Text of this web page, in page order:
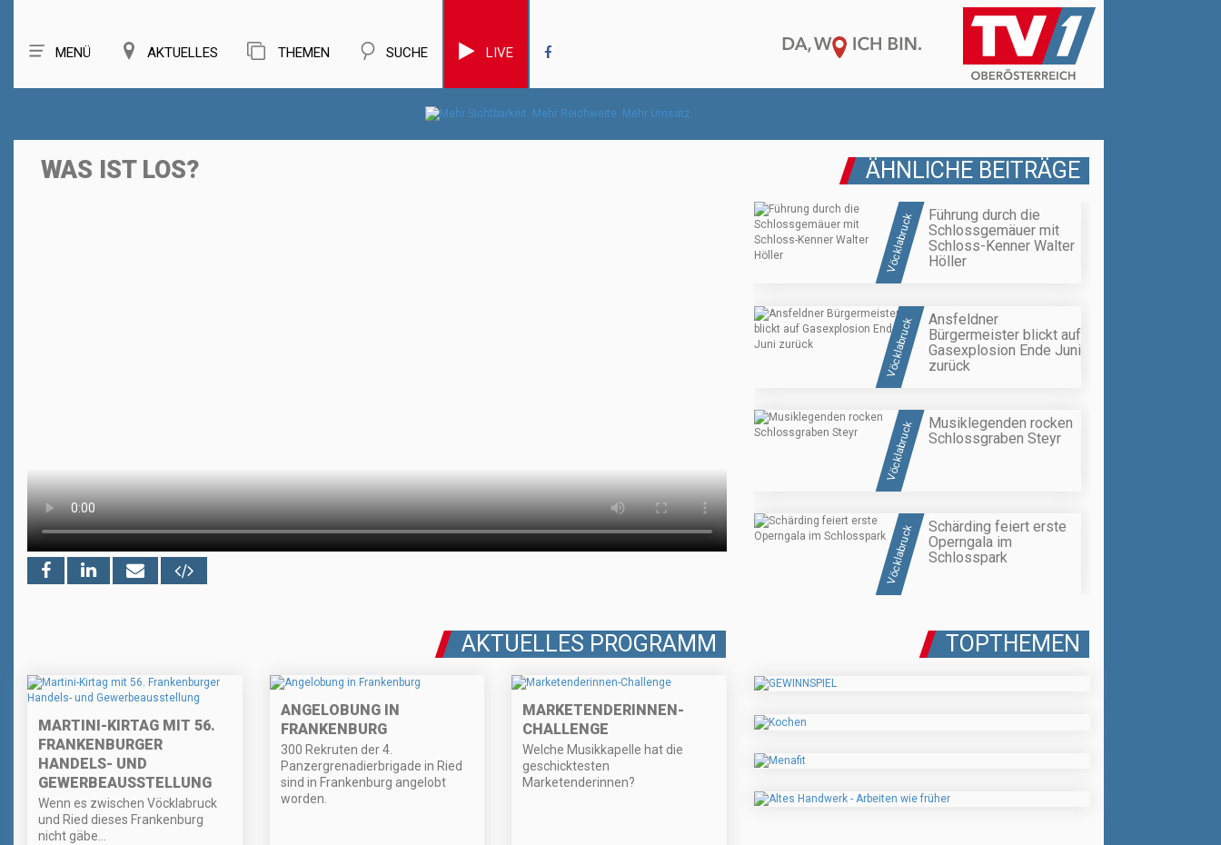
MENÜ AKTUELLES THEMEN SUCHE LIVE
WAS IST LOS? ÄHNLICHE BEITRÄGE
Vöcklabruck
Führung durch die
Schlossgemäuer mit
Schloss-Kenner Walter
Höller
Vöcklabruck
Ansfeldner
Bürgermeister blickt auf
Gasexplosion Ende Juni
zurück
Vöcklabruck
Musiklegenden rocken
Schlossgraben Steyr
Vöcklabruck
Schärding feiert erste
Operngala im
Schlosspark
AKTUELLES PROGRAMM
MARTINI-KIRTAG MIT 56.
FRANKENBURGER
HANDELS- UND
GEWERBEAUSSTELLUNG
Wenn es zwischen Vöcklabruck
und Ried dieses Frankenburg
nicht gäbe...
ANGELOBUNG IN
FRANKENBURG
300 Rekruten der 4.
Panzergrenadierbrigade in Ried
sind in Frankenburg angelobt
worden.
MARKETENDERINNEN-
CHALLENGE
Welche Musikkapelle hat die
geschicktesten
Marketenderinnen?
TOPTHEMEN